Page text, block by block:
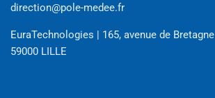
direction@pole-medee.fr
EuraTechnologies | 165, avenue de Bretagne
59000 LILLE